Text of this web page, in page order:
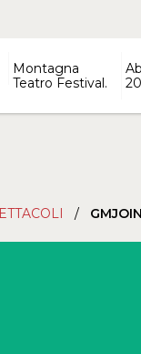
Montagna
Teatro Festival.
/